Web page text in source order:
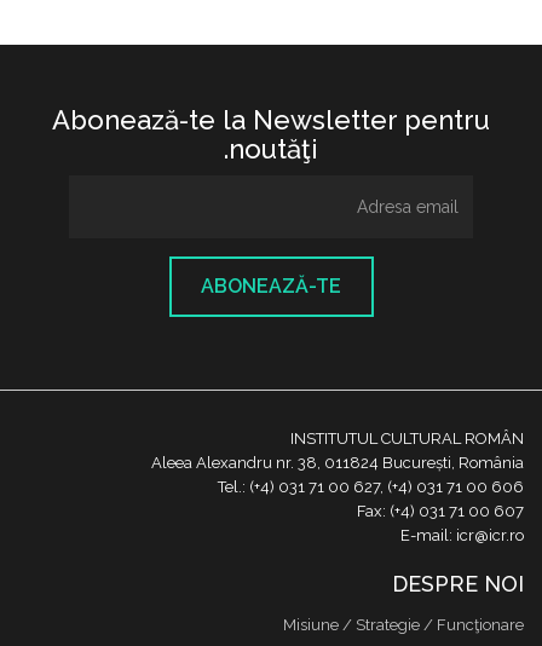
Abonează-te la Newsletter pentru
noutăţi.
ABONEAZĂ-TE
INSTITUTUL CULTURAL ROMÂN
Aleea Alexandru nr. 38, 011824 București, România
Tel.: (+4) 031 71 00 627, (+4) 031 71 00 606
Fax: (+4) 031 71 00 607
E-mail: icr@icr.ro
DESPRE NOI
Misiune / Strategie / Funcţionare